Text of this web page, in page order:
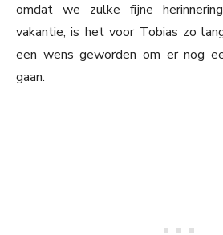
omdat we zulke fijne
vakantie, is het voor Tobias zo
een wens geworden om er nog
gaan.